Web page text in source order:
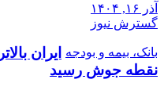
آذر ۱۶, ۱۴۰۴
گسترش نیوز
بانک، بیمه و بودجه
ایران
نقطه جوش رسید